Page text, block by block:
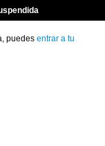
puedes entrar a tu